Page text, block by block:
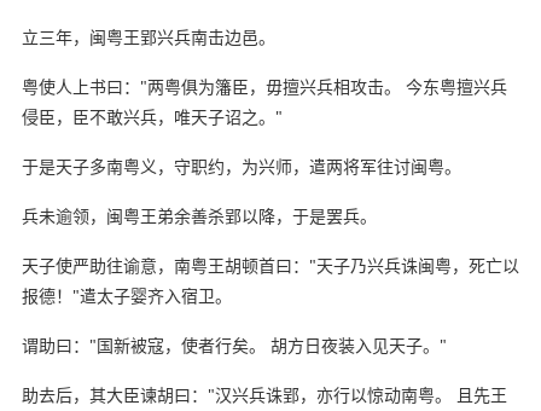
立三年，闽粤王郢兴兵南击边邑。
粤使人上书曰："两粤俱为籓臣，毋擅兴兵相攻击。 今东粤擅兴兵
侵臣，臣不敢兴兵，唯天子诏之。"
于是天子多南粤义，守职约，为兴师，遣两将军往讨闽粤。
兵未逾领，闽粤王弟余善杀郢以降，于是罢兵。
天子使严助往谕意，南粤王胡顿首曰："天子乃兴兵诛闽粤，死亡以
报德！"遣太子婴齐入宿卫。
谓助曰："国新被寇，使者行矣。 胡方日夜装入见天子。"
助去后，其大臣谏胡曰："汉兴兵诛郢，亦行以惊动南粤。 且先王